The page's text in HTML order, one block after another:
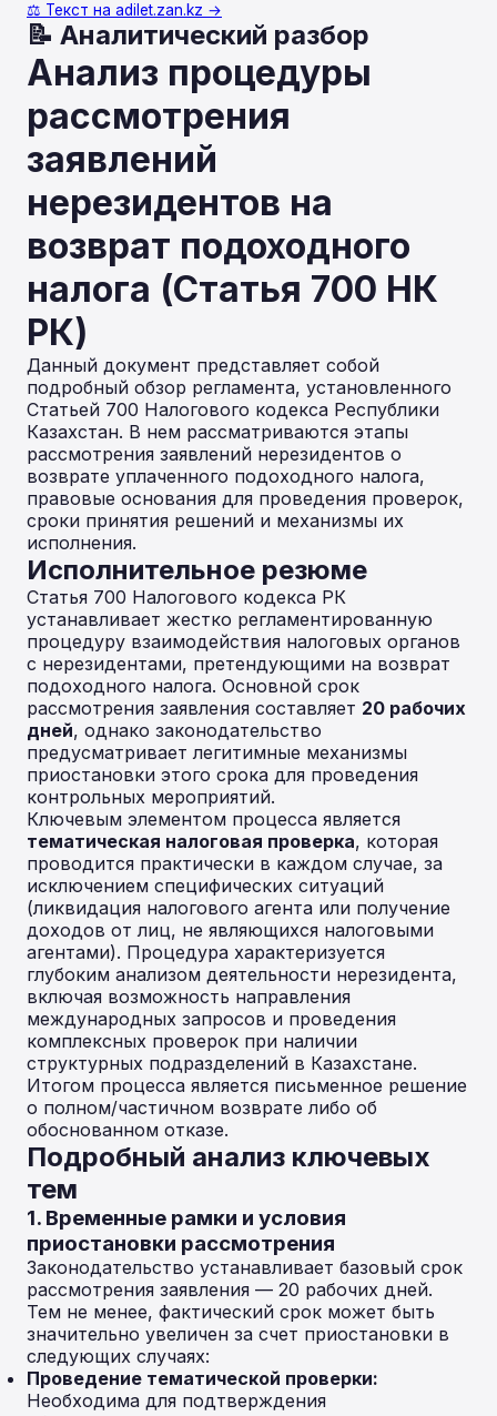
⚖️ Текст на adilet.zan.kz →
📝 Аналитический разбор
Анализ процедуры
рассмотрения
заявлений
нерезидентов на
возврат подоходного
налога (Статья 700 НК
РК)
Данный документ представляет собой
подробный обзор регламента, установленного
Статьей 700 Налогового кодекса Республики
Казахстан. В нем рассматриваются этапы
рассмотрения заявлений нерезидентов о
возврате уплаченного подоходного налога,
правовые основания для проведения проверок,
сроки принятия решений и механизмы их
исполнения.
Исполнительное резюме
Статья 700 Налогового кодекса РК
устанавливает жестко регламентированную
процедуру взаимодействия налоговых органов
с нерезидентами, претендующими на возврат
подоходного налога. Основной срок
рассмотрения заявления составляет 20 рабочих
дней, однако законодательство
предусматривает легитимные механизмы
приостановки этого срока для проведения
контрольных мероприятий.
Ключевым элементом процесса является
тематическая налоговая проверка, которая
проводится практически в каждом случае, за
исключением специфических ситуаций
(ликвидация налогового агента или получение
доходов от лиц, не являющихся налоговыми
агентами). Процедура характеризуется
глубоким анализом деятельности нерезидента,
включая возможность направления
международных запросов и проведения
комплексных проверок при наличии
структурных подразделений в Казахстане.
Итогом процесса является письменное решение
о полном/частичном возврате либо об
обоснованном отказе.
Подробный анализ ключевых
тем
1. Временные рамки и условия
приостановки рассмотрения
Законодательство устанавливает базовый срок
рассмотрения заявления — 20 рабочих дней.
Тем не менее, фактический срок может быть
значительно увеличен за счет приостановки в
следующих случаях:
Проведение тематической проверки:
Необходима для подтверждения